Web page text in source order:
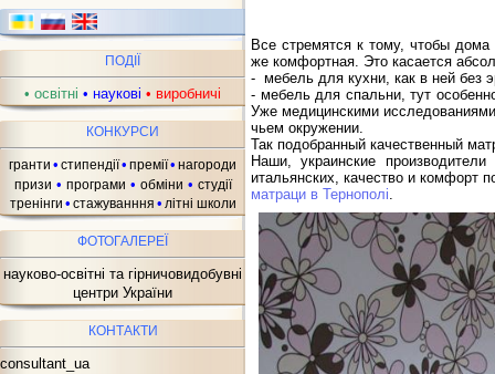
ПОДІЇ
• освітні • наукові • виробничі
КОНКУРСИ
гранти • стипендії• премії• нагороди
призи • програми • обміни • студії
тренінги • стажуванння • літні школи
ФОТОГАЛЕРЕЇ
науково-освітні та гірничовидобувні
центри України
КОНТАКТИ
consultant_ua
Все стремятся к тому, чтобы дома
же комфортная. Это касается
- мебель для кухни, как в ней без
- мебель для спальни, тут
Уже медицинскими
чьем окружении.
Так подобранный качественный
Наши, украинские
итальянских, качество и комфорт
матраци в Тернополi